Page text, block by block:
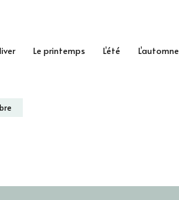
Le printemps L’été L’automne